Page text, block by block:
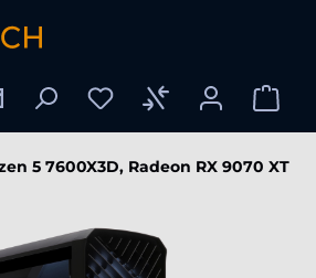
5 7600X3D, Radeon RX 9070 XT
d'images